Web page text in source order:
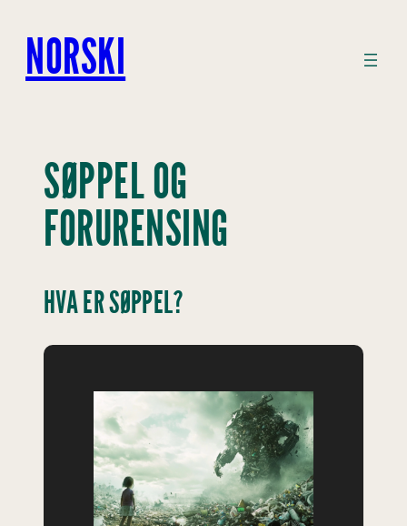
innhold
NORSKI
SØPPEL OG
FORURENSING
HVA ER SØPPEL?